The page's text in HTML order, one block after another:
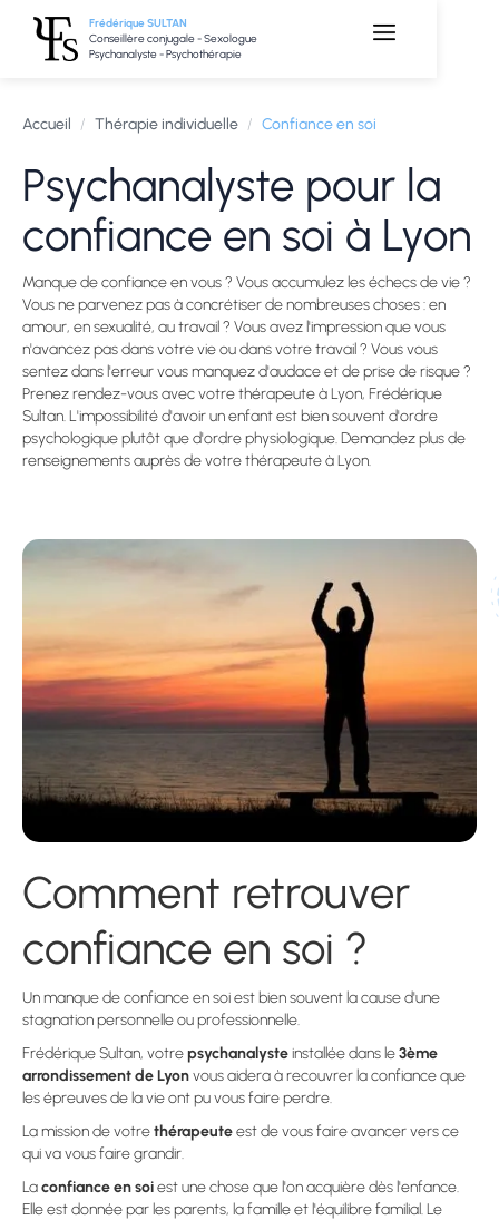
Frédérique SULTAN
Conseillère conjugale - Sexologue
Psychanalyste - Psychothérapie
Accueil / Thérapie individuelle / Confiance en soi
Psychanalyste pour la
confiance en soi à Lyon
Manque de confiance en vous ? Vous accumulez les échecs de vie ?
Vous ne parvenez pas à concrétiser de nombreuses choses : en
amour, en sexualité, au travail ? Vous avez l'impression que vous
n'avancez pas dans votre vie ou dans votre travail ? Vous vous
sentez dans l'erreur vous manquez d'audace et de prise de risque ?
Prenez rendez-vous avec votre thérapeute à Lyon, Frédérique
Sultan. L'impossibilité d'avoir un enfant est bien souvent d'ordre
psychologique plutôt que d'ordre physiologique. Demandez plus de
renseignements auprès de votre thérapeute à Lyon.
Comment retrouver
confiance en soi ?
Un manque de confiance en soi est bien souvent la cause d'une
stagnation personnelle ou professionnelle.
Frédérique Sultan, votrepsychanalysteinstallée dans le3ème
arrondissement de Lyonvous aidera à recouvrer la confiance que
les épreuves de la vie ont pu vous faire perdre.
La mission de votrethérapeuteest de vous faire avancer vers ce
qui va vous faire grandir.
Laconfiance en soiest une chose que l'on acquière dès l'enfance.
Elle est donnée par les parents, la famille et l'équilibre familial. Le